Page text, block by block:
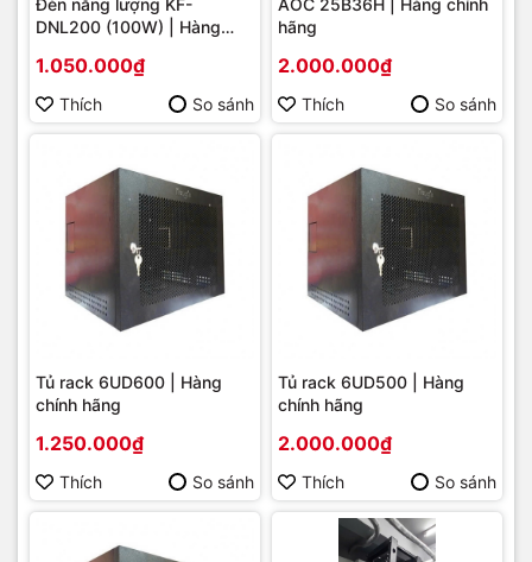
DNL200 (100W) | Hàng
1.050.000₫
Thích So sánh
hãng
2.000.000₫
Thích So sánh
Tủ rack 6UD600 | Hàng
chính hãng
1.250.000₫
Thích So sánh
Tủ rack 6UD500 | Hàng
chính hãng
2.000.000₫
Thích So sánh